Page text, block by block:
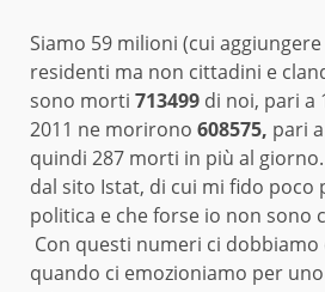
Siamo 59 milioni (cui
residenti ma non cittadini e
sono morti 713499 di noi, pari a
2011 ne morirono 608575, pari
quindi 287 morti in più al
dal sito Istat, di cui mi fido poco
politica e che forse io non sono
Con questi numeri ci
quando ci emozioniamo per